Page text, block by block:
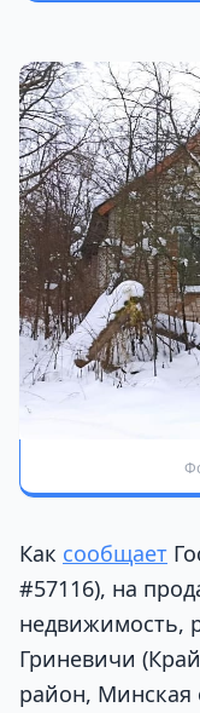
Как сообщает
#57116), на
недвижимость,
Гриневичи
район, Минская